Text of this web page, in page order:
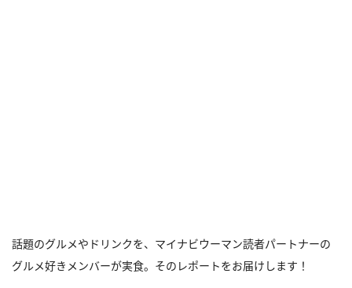
話題のグルメやドリンクを、マイナビウーマン読者パートナーの
グルメ好きメンバーが実食。そのレポートをお届けします！